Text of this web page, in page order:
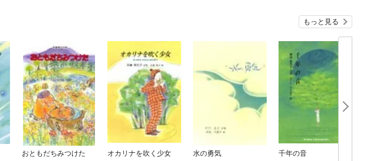
もっと見る
おともだちみつけた
オカリナを吹く少女
水の勇気
千年の音